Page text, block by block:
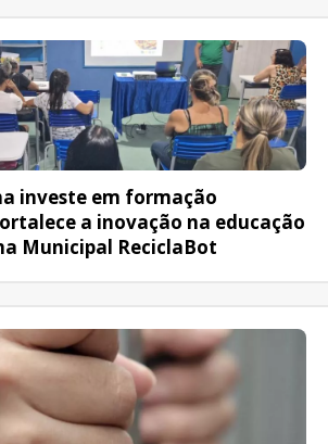
investe em formação
a inovação na educação
Municipal ReciclaBot